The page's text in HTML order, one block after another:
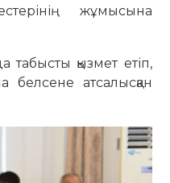
жұмысына
табысты қызмет етіп,
белсене атсалысқан